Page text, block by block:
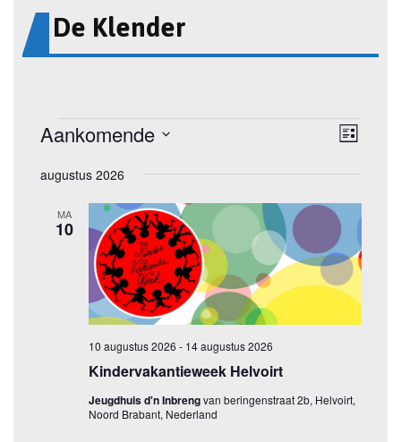
De Klender